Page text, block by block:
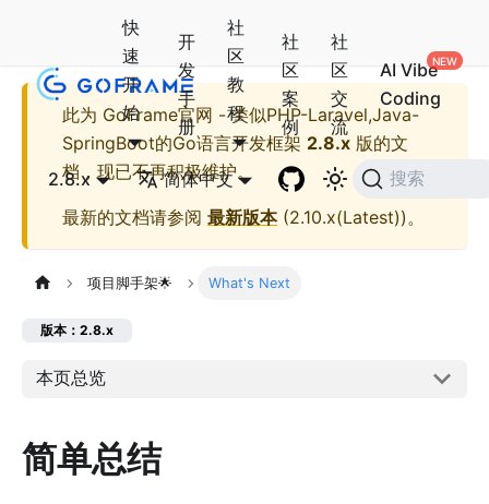
快
速
开
始
开
发
手
册
社
区
教
程
社
区
案
例
社
区
交
流
AI Vibe
Coding
2.8.x 简体中文 搜索
此为 GoFrame官网 - 类似PHP-Laravel,Java-
SpringBoot的Go语言开发框架 2.8.x 版的文
档，现已不再积极维护。
最新的文档请参阅 最新版本(2.10.x(Latest))。
项目脚手架🌟 What's Next
版本：2.8.x
本页总览
简单总结